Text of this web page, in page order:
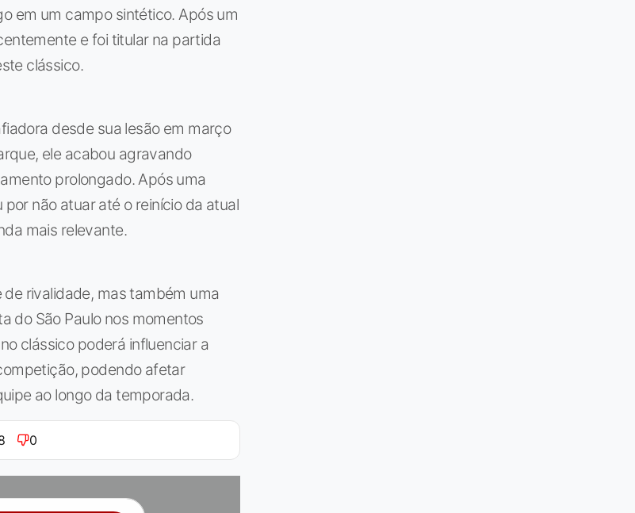
em um campo sintético. Após um
e foi titular na partida
clássico.
desde sua lesão em março
ele acabou agravando
prolongado. Após uma
não atuar até o reinício da atual
mais relevante.
rivalidade, mas também uma
do São Paulo nos momentos
clássico poderá influenciar a
podendo afetar
ao longo da temporada.
0